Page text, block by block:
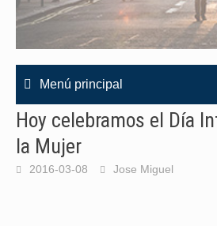
Menú principal
Hoy celebramos el Día
la Mujer
2016-03-08 Jose Miguel